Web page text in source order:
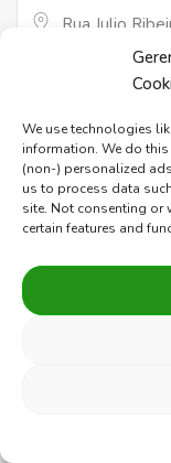
We use technologies
information. We do
(non-) personalized
us to process data
site. Not consenting or
certain features and
Rua Julio
de Janeiro, Rio
(21) 98235-
Masculino